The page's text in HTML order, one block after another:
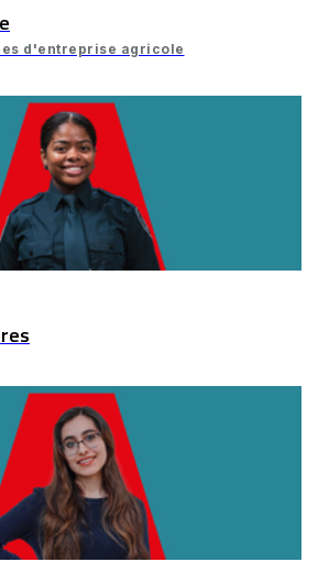
d'entreprise agricole